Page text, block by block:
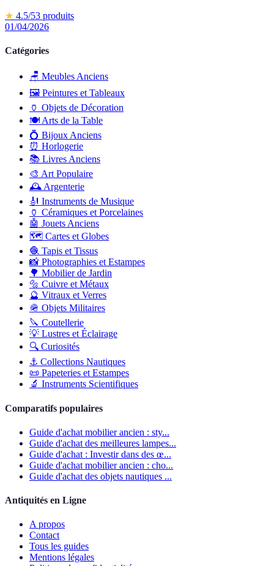
★ 4.5/53 produits
01/04/2026
Catégories
🪑 Meubles Anciens
🖼️ Peintures et Tableaux
🏺 Objets de Décoration
🍽️ Arts de la Table
💍 Bijoux Anciens
⏰ Horlogerie
📚 Livres Anciens
🎨 Art Populaire
🕰️ Argenterie
🎻 Instruments de Musique
🏺 Céramiques et Porcelaines
🤖 Jouets Anciens
🗺️ Cartes et Globes
🧶 Tapis et Tissus
📸 Photographies et Estampes
🌳 Mobilier de Jardin
🔩 Cuivre et Métaux
🔮 Vitraux et Verres
🪖 Objets Militaires
🔪 Coutellerie
💡 Lustres et Éclairage
🔍 Curiosités
⚓ Collections Nautiques
📜 Papeteries et Estampes
🔬 Instruments Scientifiques
Comparatifs populaires
Guide d'achat mobilier ancien : sty...
Guide d'achat des meilleures lampes...
Guide d'achat : Investir dans des œ...
Guide d'achat mobilier ancien : cho...
Guide d'achat des objets nautiques ...
Antiquités en Ligne
A propos
Contact
Tous les guides
Mentions légales